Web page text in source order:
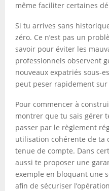
même faciliter certaines
Si tu arrives sans
zéro. Ce n’est pas un
savoir pour éviter les
professionnels observent
nouveaux expatriés sous-
peut peser rapidement
Pour commencer à
montrer que tu sais gérer
passer par le règlement
utilisation cohérente de ta
tenue de compte. Dans
aussi te proposer une
exemple en bloquant une
afin de sécuriser